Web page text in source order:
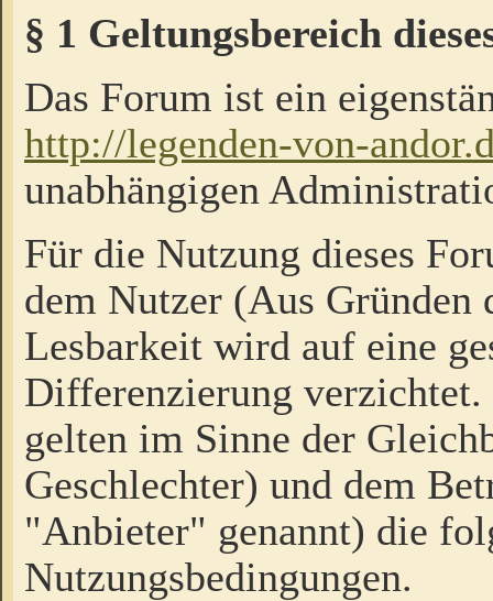
§ 1 Geltungsbereich
Das Forum ist ein
http://legenden-von-
unabhängigen
Für die Nutzung dieses
dem Nutzer (Aus Gründen
Lesbarkeit wird auf eine
Differenzierung
gelten im Sinne der
Geschlechter) und dem
"Anbieter" genannt) die
Nutzungsbedingungen.